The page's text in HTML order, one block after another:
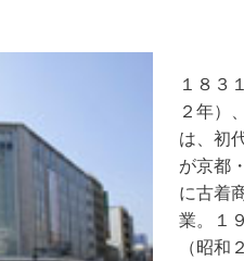
１８３
２年）
は、初
が京都
に古着
業。１
（昭和